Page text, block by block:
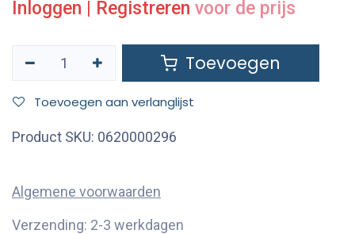
Inloggen Registreren voor de prijs
Toevoegen
Toevoegen aan verlanglijst
Product SKU: 0620000296
Algemene voorwaarden
Verzending: 2-3 werkdagen